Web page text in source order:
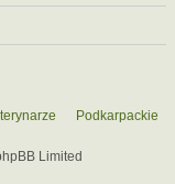
Podkarpackie
Limited